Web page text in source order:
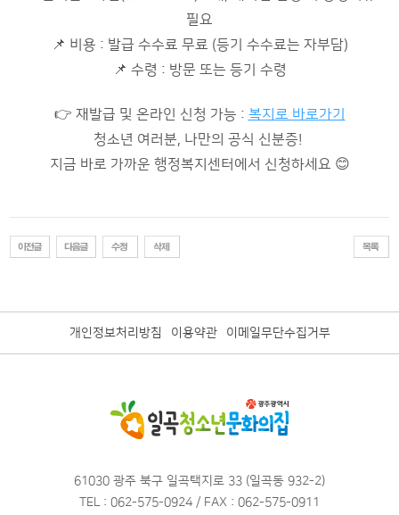
필요
📌 비용 : 발급 수수료 무료 (등기 수수료는 자부담)
📌 수령 : 방문 또는 등기 수령
👉 재발급 및 온라인 신청 가능 : 복지로 바로가기
청소년 여러분, 나만의 공식 신분증!
지금 바로 가까운 행정복지센터에서 신청하세요 😊
개인정보처리방침 이용약관 이메일무단수집거부
61030 광주 북구 일곡택지로 33 (일곡동 932-2)
TEL : 062-575-0924 / FAX : 062-575-0911